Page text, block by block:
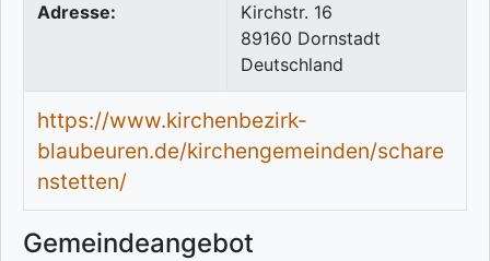
Adresse:
Kirchstr. 16
89160 Dornstadt
Deutschland
https://www.kirchenbezirk-
blaubeuren.de/kirchengemeinden/schare
nstetten/
Gemeindeangebot